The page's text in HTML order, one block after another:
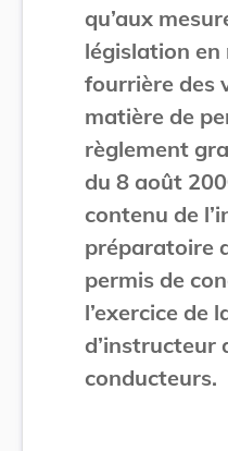
qu’aux
législation en
fourrière des
matière de
règlement
du 8 août
contenu de
préparatoire
permis de
l’exercice de
d’instructeur
conducteurs.